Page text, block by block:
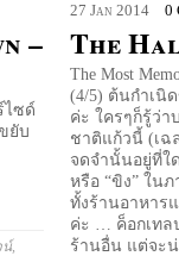
–
ไซด์
ยับ
น์,
27 Jan 2014 0
The
The Most
(4/5) ต้นกำเนิ
ค่ะ ใครๆก็รู้ว่า
ชาติแก้วนี้ (เฉ
จดจำนั้นอยู่ที่ใ
หรือ “ขิง” ในภ
ทั้งร้านอาหาร
ค่ะ … ค็อกเทล
ร้านอื่น แต่จะ